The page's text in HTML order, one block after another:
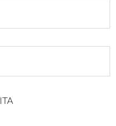
ITA